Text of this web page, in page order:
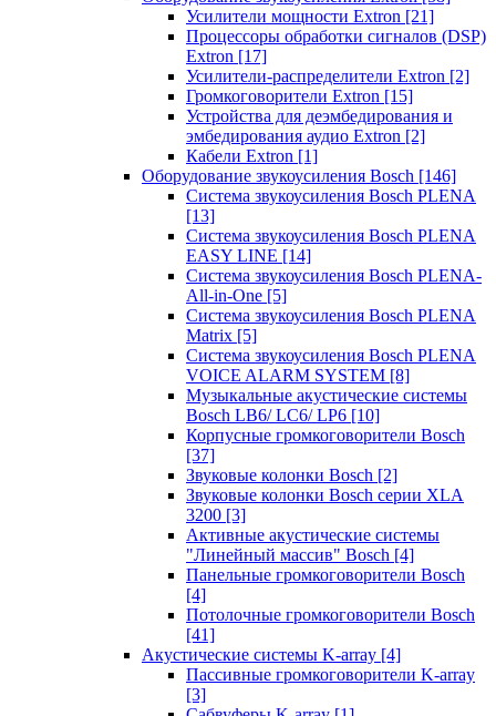
Усилители мощности Extron [21]
Процессоры обработки сигналов (DSP)
Extron [17]
Усилители-распределители Extron [2]
Громкоговорители Extron [15]
Устройства для деэмбедирования и
эмбедирования аудио Extron [2]
Кабели Extron [1]
Оборудование звукоусиления Bosch [146]
Система звукоусиления Bosch PLENA
[13]
Система звукоусиления Bosch PLENA
EASY LINE [14]
Система звукоусиления Bosch PLENA-
All-in-One [5]
Система звукоусиления Bosch PLENA
Matrix [5]
Система звукоусиления Bosch PLENA
VOICE ALARM SYSTEM [8]
Музыкальные акустические системы
Bosch LB6/ LC6/ LP6 [10]
Корпусные громкоговорители Bosch
[37]
Звуковые колонки Bosch [2]
Звуковые колонки Bosch серии XLA
3200 [3]
Активные акустические системы
"Линейный массив" Bosch [4]
Панельные громкоговорители Bosch
[4]
Потолочные громкоговорители Bosch
[41]
Акустические системы K-array [4]
Пассивные громкоговорители K-array
[3]